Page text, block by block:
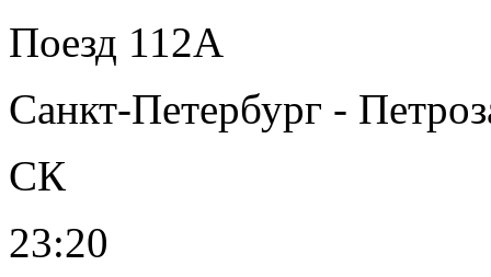
Поезд 112А
Санкт-Петербург -
СК
23:20